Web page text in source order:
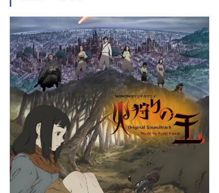
ンバンク本社の窓拭きバイトをして
いたところ、ハルに一緒に起業しな
いかと持ちかけられる。「俺らのワ
ガママは、世界一だ」この世の全て
を手にいれるため、1兆ドルを稼いで
駆け上がる、二人の超予測不能な起
業サバイバルが始まる！作品名トリ
リオンゲーム放送形態TVアニメスケ
ジュール2024年10月3日（木）〜202
5年3月27日（木）TBS・AT-Xほか話
数全26話キャスト天王寺陽（ハ
ル）：大塚剛央平学（ガク）：石毛
翔弥⿊⿓キリカ：M・A・O祁答院⼀
輝：東地宏樹⾼橋凜々：田中有紀黒
龍一真：土師孝也長瀬：水中雅章水
樹：若山詩音桜：鈴木崚汰二葉：千
本木彩花斜森：安田陸矢巨椋：新祐